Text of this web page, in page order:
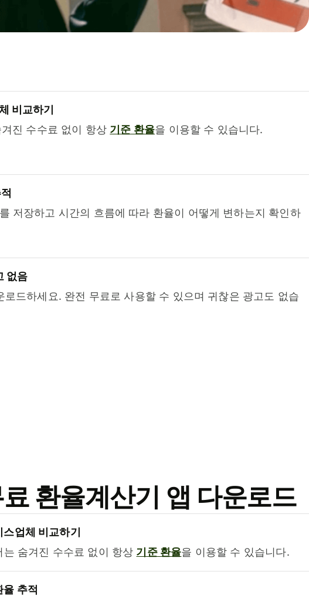
비교하기
진 수수료 없이 항상 기준 환율을 이용할 수 있습니다.
저장하고 시간의 흐름에 따라 환율이 어떻게 변하는지 확인하
없음
로드하세요. 완전 무료로 사용할 수 있으며 귀찮은 광고도 없습
환율계산기 앱 다운로드
업체 비교하기
는 숨겨진 수수료 없이 항상 기준 환율을 이용할 수 있습니다.
추적